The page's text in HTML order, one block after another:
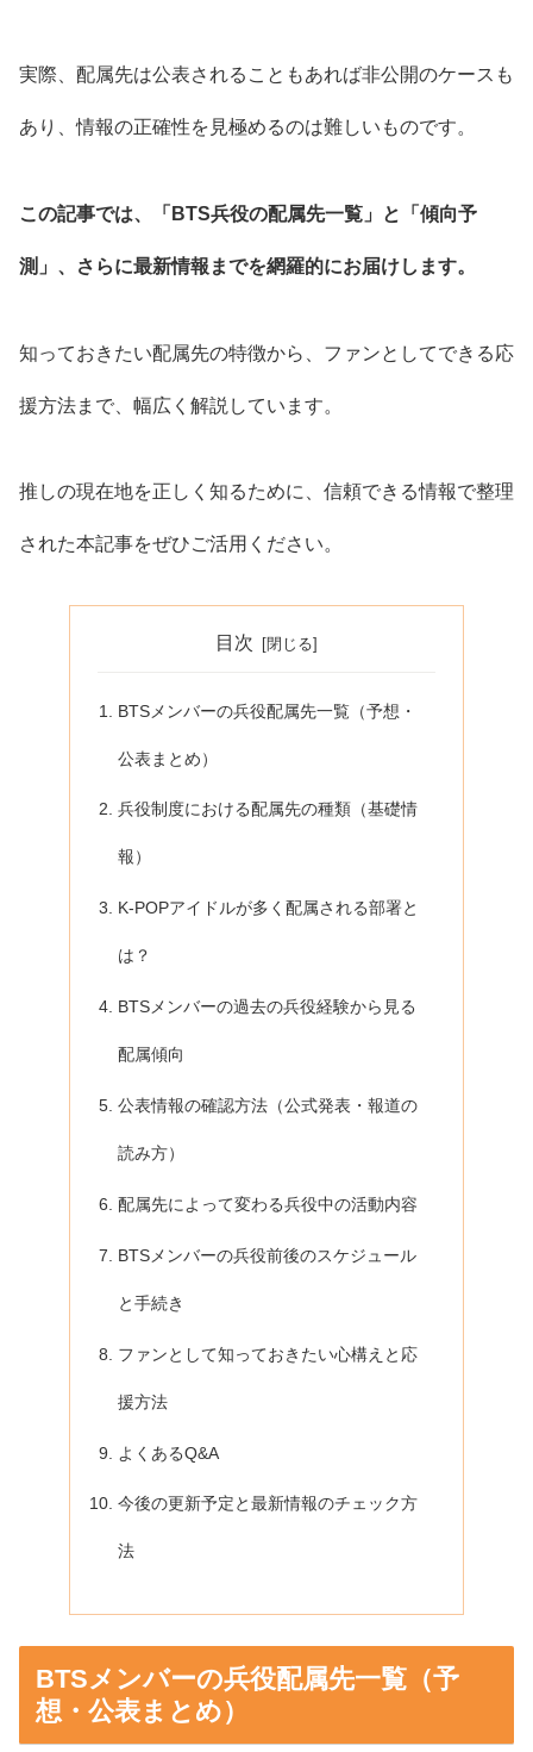
実際、配属先は公表されることもあれば非公開のケースも
あり、情報の正確性を見極めるのは難しいものです。
この記事では、「BTS兵役の配属先一覧」と「傾向予
測」、さらに最新情報までを網羅的にお届けします。
知っておきたい配属先の特徴から、ファンとしてできる応
援方法まで、幅広く解説しています。
推しの現在地を正しく知るために、信頼できる情報で整理
された本記事をぜひご活用ください。
目次
BTSメンバーの兵役配属先一覧（予想・
公表まとめ）
兵役制度における配属先の種類（基礎情
報）
K-POPアイドルが多く配属される部署と
は？
BTSメンバーの過去の兵役経験から見る
配属傾向
公表情報の確認方法（公式発表・報道の
読み方）
配属先によって変わる兵役中の活動内容
BTSメンバーの兵役前後のスケジュール
と手続き
ファンとして知っておきたい心構えと応
援方法
よくあるQ&A
今後の更新予定と最新情報のチェック方
法
BTSメンバーの兵役配属先一覧（予
想・公表まとめ）